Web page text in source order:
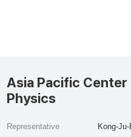
Asia Pacific
Physics
Representative
Kong-